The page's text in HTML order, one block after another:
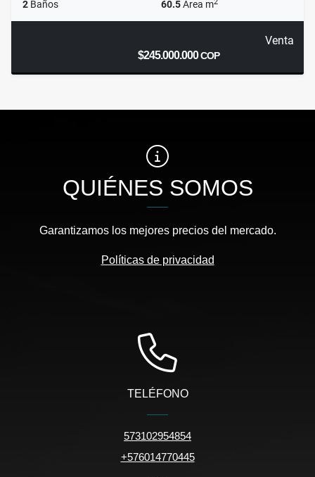
2 Baños 60.5Área m
Venta
$245.000.000COP
QUIÉNES SOMOS
Garantizamos los mejores precios del mercado.
Políticas de privacidad
TELÉFONO
573102954854
+576014770445